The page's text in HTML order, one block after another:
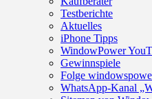
Testberichte
Aktuelles
iPhone Tipps
WindowPower
Gewinnspiele
Folge
WhatsApp-Kanal